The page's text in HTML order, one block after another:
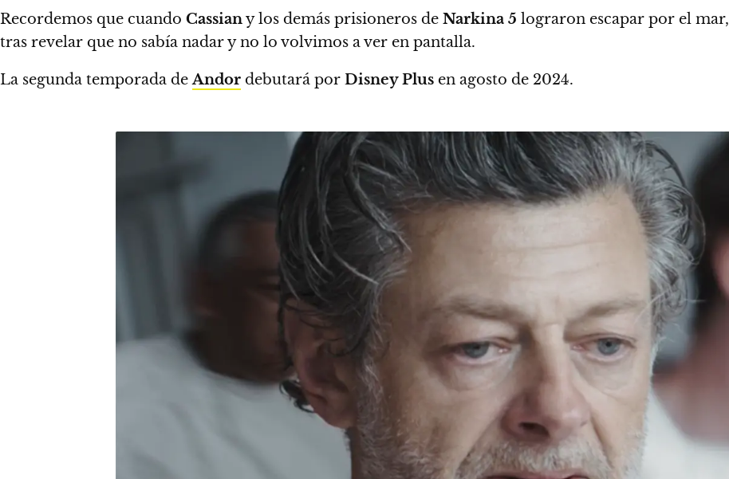
Recordemos que cuando Cassiany los demás prisioneros de Narkina 5 lograron escapar por el mar,
tras revelar que no sabía nadar y no lo volvimos a ver en pantalla.
La segunda temporada deAndor debutará por Disney Plus en agosto de 2024.